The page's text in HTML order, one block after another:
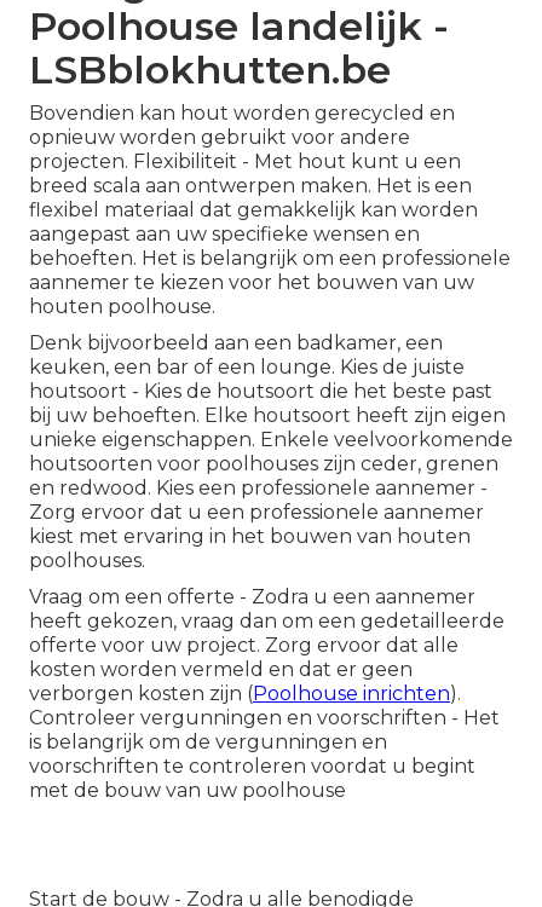
Poolhouse landelijk -
LSBblokhutten.be
Bovendien kan hout worden gerecycled en
opnieuw worden gebruikt voor andere
projecten. Flexibiliteit - Met hout kunt u een
breed scala aan ontwerpen maken. Het is een
flexibel materiaal dat gemakkelijk kan worden
aangepast aan uw specifieke wensen en
behoeften. Het is belangrijk om een ​​professionele
aannemer te kiezen voor het bouwen van uw
houten poolhouse.
Denk bijvoorbeeld aan een badkamer, een
keuken, een bar of een lounge. Kies de juiste
houtsoort - Kies de houtsoort die het beste past
bij uw behoeften. Elke houtsoort heeft zijn eigen
unieke eigenschappen. Enkele veelvoorkomende
houtsoorten voor poolhouses zijn ceder, grenen
en redwood. Kies een professionele aannemer -
Zorg ervoor dat u een professionele aannemer
kiest met ervaring in het bouwen van houten
poolhouses.
Vraag om een offerte - Zodra u een aannemer
heeft gekozen, vraag dan om een gedetailleerde
offerte voor uw project. Zorg ervoor dat alle
kosten worden vermeld en dat er geen
verborgen kosten zijn (Poolhouse inrichten).
Controleer vergunningen en voorschriften - Het
is belangrijk om de vergunningen en
voorschriften te controleren voordat u begint
met de bouw van uw poolhouse
Start de bouw - Zodra u alle benodigde